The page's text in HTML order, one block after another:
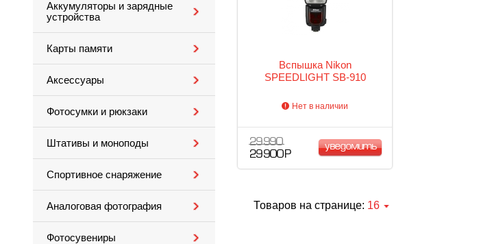
Аккумуляторы и зарядные
устройства
Карты памяти
Аксессуары
Фотосумки и рюкзаки
Штативы и моноподы
Спортивное снаряжение
Аналоговая фотография
Фотосувениры
Вспышка Nikon
SPEEDLIGHT SB-910
Нет в наличии
29 990
29 900 Р
уведомить
Товаров на странице: 16